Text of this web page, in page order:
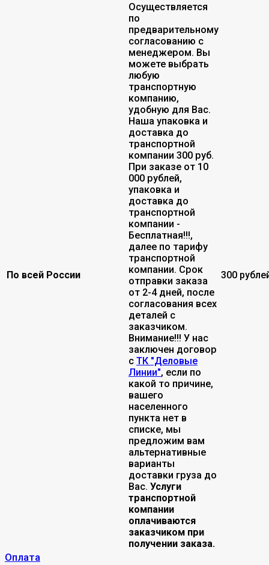
По всей России
Осуществляется
по
предварительному
согласованию с
менеджером. Вы
можете выбрать
любую
транспортную
компанию,
удобную для Вас.
Наша упаковка и
доставка до
транспортной
компании 300 руб.
При заказе от 10
000 рублей,
упаковка и
доставка до
транспортной
компании -
Бесплатная!!!,
далее по тарифу
транспортной
компании. Срок
отправки заказа
от 2-4 дней, после
согласования всех
деталей с
заказчиком.
Внимание!!! У нас
заключен договор
с ТК "Деловые
Линии", если по
какой то причине,
вашего
населенного
пункта нет в
списке, мы
предложим вам
альтернативные
варианты
доставки груза до
Вас. Услуги
транспортной
компании
оплачиваются
заказчиком при
получении заказа.
300
Оплата